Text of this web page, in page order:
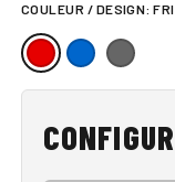
COULEUR / DESIGN: